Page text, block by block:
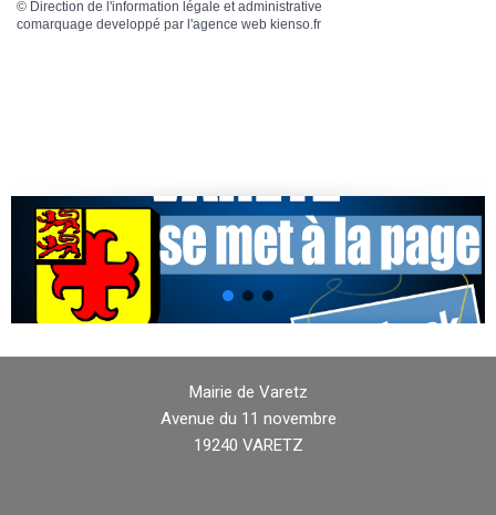
© Direction de l'information légale et administrative
comarquage developpé par l'agence web kienso.fr
Mairie de Varetz
Avenue du 11 novembre
19240 VARETZ